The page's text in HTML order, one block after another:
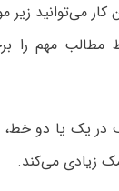
می‌توانید زیر
مهم را
در یک یا دو
زیادی می‌کند.